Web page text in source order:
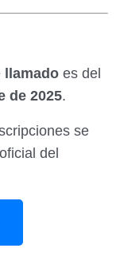
llamado es del
de 2025.
se
del